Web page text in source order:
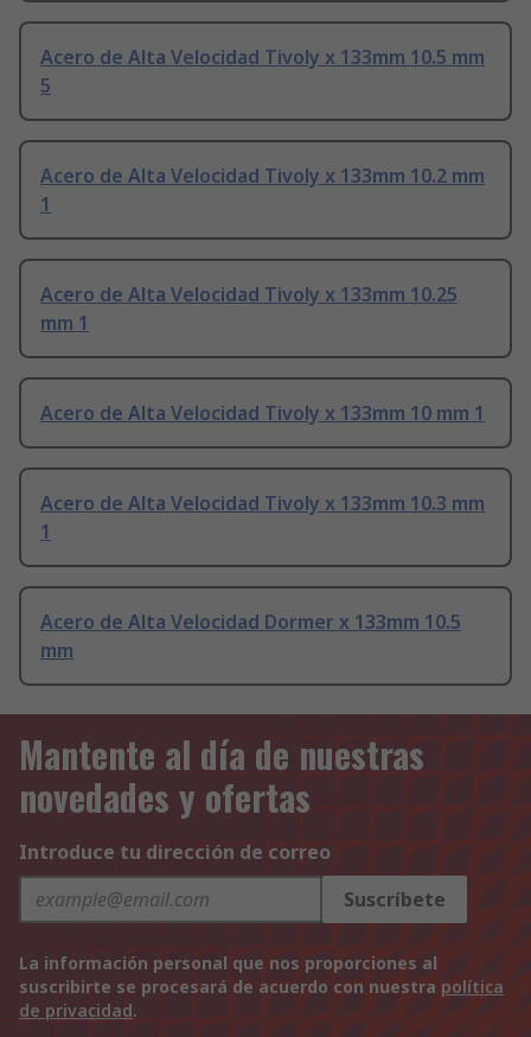
Acero de Alta Velocidad Tivoly x 133mm 10.5 mm
5
Acero de Alta Velocidad Tivoly x 133mm 10.2 mm
1
Acero de Alta Velocidad Tivoly x 133mm 10.25
mm 1
Acero de Alta Velocidad Tivoly x 133mm 10 mm 1
Acero de Alta Velocidad Tivoly x 133mm 10.3 mm
1
Acero de Alta Velocidad Dormer x 133mm 10.5
mm
Mantente al día de nuestras
novedades y ofertas
Introduce tu dirección de correo
Suscríbete
La información personal que nos proporciones al
suscribirte se procesará de acuerdo con nuestra política
de privacidad.